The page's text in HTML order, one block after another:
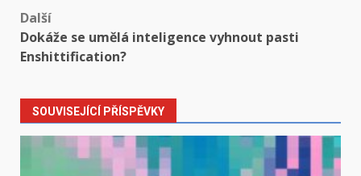
Další
Dokáže se umělá inteligence vyhnout pasti
Enshittification?
SOUVISEJÍCÍ PŘÍSPĚVKY